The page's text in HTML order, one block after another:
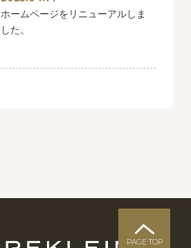
ホームページをリニューアルしま
した。
PAGE TOP